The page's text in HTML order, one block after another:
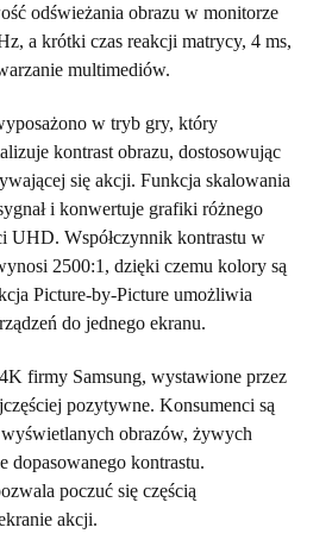
odświeżania obrazu w monitorze
a krótki czas reakcji matrycy, 4 ms,
multimediów.
w tryb gry, który
kontrast obrazu, dostosowując
się akcji. Funkcja skalowania
i konwertuje grafiki różnego
UHD. Współczynnik kontrastu w
2500:1, dzięki czemu kolory są
Picture-by-Picture umożliwia
do jednego ekranu.
firmy Samsung, wystawione przez
pozytywne. Konsumenci są
obrazów, żywych
dopasowanego kontrastu.
poczuć się częścią
akcji.